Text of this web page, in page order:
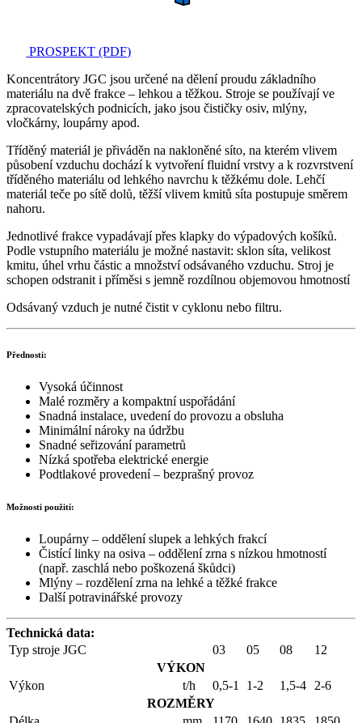
PROSPEKT (PDF)
Koncentrátory JGC jsou určené na dělení proudu základního
materiálu na dvě frakce – lehkou a těžkou. Stroje se používají ve
zpracovatelských podnicích, jako jsou čističky osiv, mlýny,
vločkárny, loupárny apod.
Tříděný materiál je přiváděn na nakloněné síto, na kterém vlivem
působení vzduchu dochází k vytvoření fluidní vrstvy a k rozvrstvení
tříděného materiálu od lehkého navrchu k těžkému dole. Lehčí
materiál teče po sítě dolů, těžší vlivem kmitů síta postupuje směrem
nahoru.
Jednotlivé frakce vypadávají přes klapky do výpadových košíků.
Podle vstupního materiálu je možné nastavit: sklon síta, velikost
kmitu, úhel vrhu částic a množství odsávaného vzduchu. Stroj je
schopen odstranit i příměsi s jemně rozdílnou objemovou hmotností
Odsávaný vzduch je nutné čistit v cyklonu nebo filtru.
Přednosti:
Vysoká účinnost
Malé rozměry a kompaktní uspořádání
Snadná instalace, uvedení do provozu a obsluha
Minimální nároky na údržbu
Snadné seřizování parametrů
Nízká spotřeba elektrické energie
Podtlakové provedení – bezprašný provoz
Možnosti použití:
Loupárny – oddělení slupek a lehkých frakcí
Čistící linky na osiva – oddělení zrna s nízkou hmotností
(např. zaschlá nebo poškozená škůdci)
Mlýny – rozdělení zrna na lehké a těžké frakce
Další potravinářské provozy
Technická data:
Typ stroje JGC
03 05 08
12
VÝKON
Výkon
t/h 0,5-1 1-2 1,5-4
2-6
ROZMĚRY